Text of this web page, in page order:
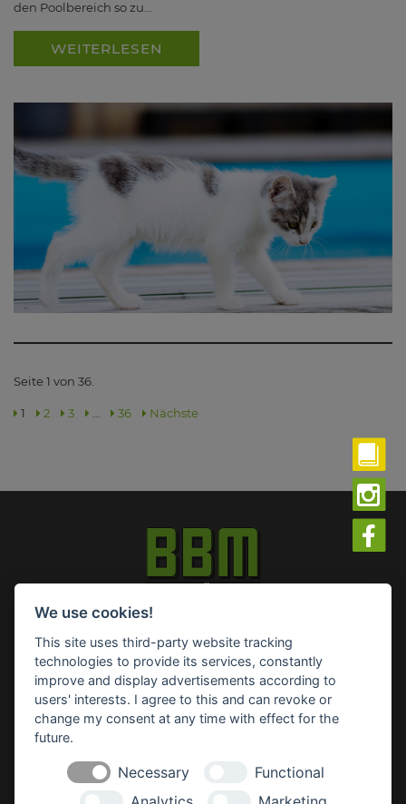
den Poolbereich so zu…
WEITERLESEN
Seite 1 von 36.
1 2 3 … 36 Nächste
Impressum Datenschutz
Cookie-Einstellungen ändern
BBM Baumarkt Achim
Margarete-Steiff-Allee 1
Telefon: 04202 91 03 50
E-Mail:
achim(at)bbm-baumarkt.de
We use cookies!
This site uses third-party website tracking
technologies to provide its services, constantly
improve and display advertisements according to
users' interests. I agree to this and can revoke or
change my consent at any time with effect for the
future.
Necessary
Functional